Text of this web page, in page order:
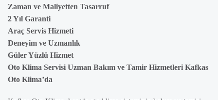
Zaman ve Maliyetten Tasarruf
2 Yıl Garanti
Araç Servis Hizmeti
Deneyim ve Uzmanlık
Güler Yüzlü Hizmet
Oto Klima Servisi Uzman Bakım ve Tamir Hizmetleri Kafkas
Oto Klima’da